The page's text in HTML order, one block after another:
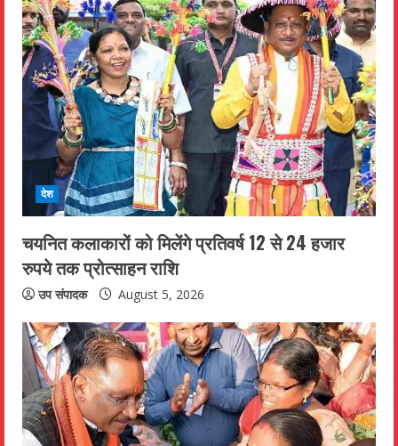
e
R
e
a
d
n
g
देश
चयनित कलाकारों को मिलेंगे प्रतिवर्ष 12 से 24 हजार
रुपये तक प्रोत्साहन राशि
उप संपादक August 5, 2026